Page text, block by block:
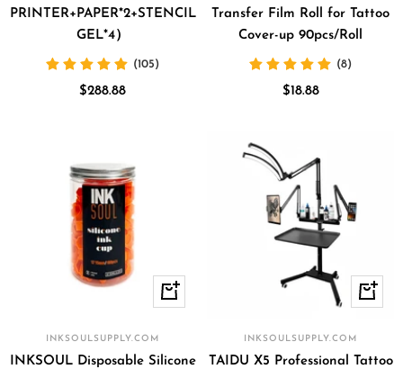
PRINTER+PAPER*2+STENCIL
GEL*4）
(105)
Precio
$288.88
Transfer Film Roll for Tattoo
Cover-up 90pcs/Roll
(8)
Precio
$18.88
Vista
INKSOULSUPPLY.COM
INKSOUL Disposable Silicone
+
INKSOULSUPPLY.COM
TAIDU X5 Professional Tattoo